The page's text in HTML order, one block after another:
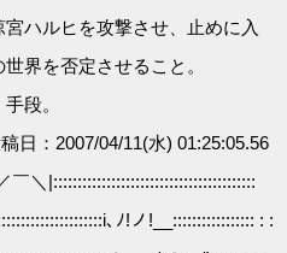
ハルヒを攻撃させ、止めに入
界を否定させること。
段。
日：2007/04/11(水) 01:25:05.56
､ﾉ!ノ!__::::::::::::::::: : :